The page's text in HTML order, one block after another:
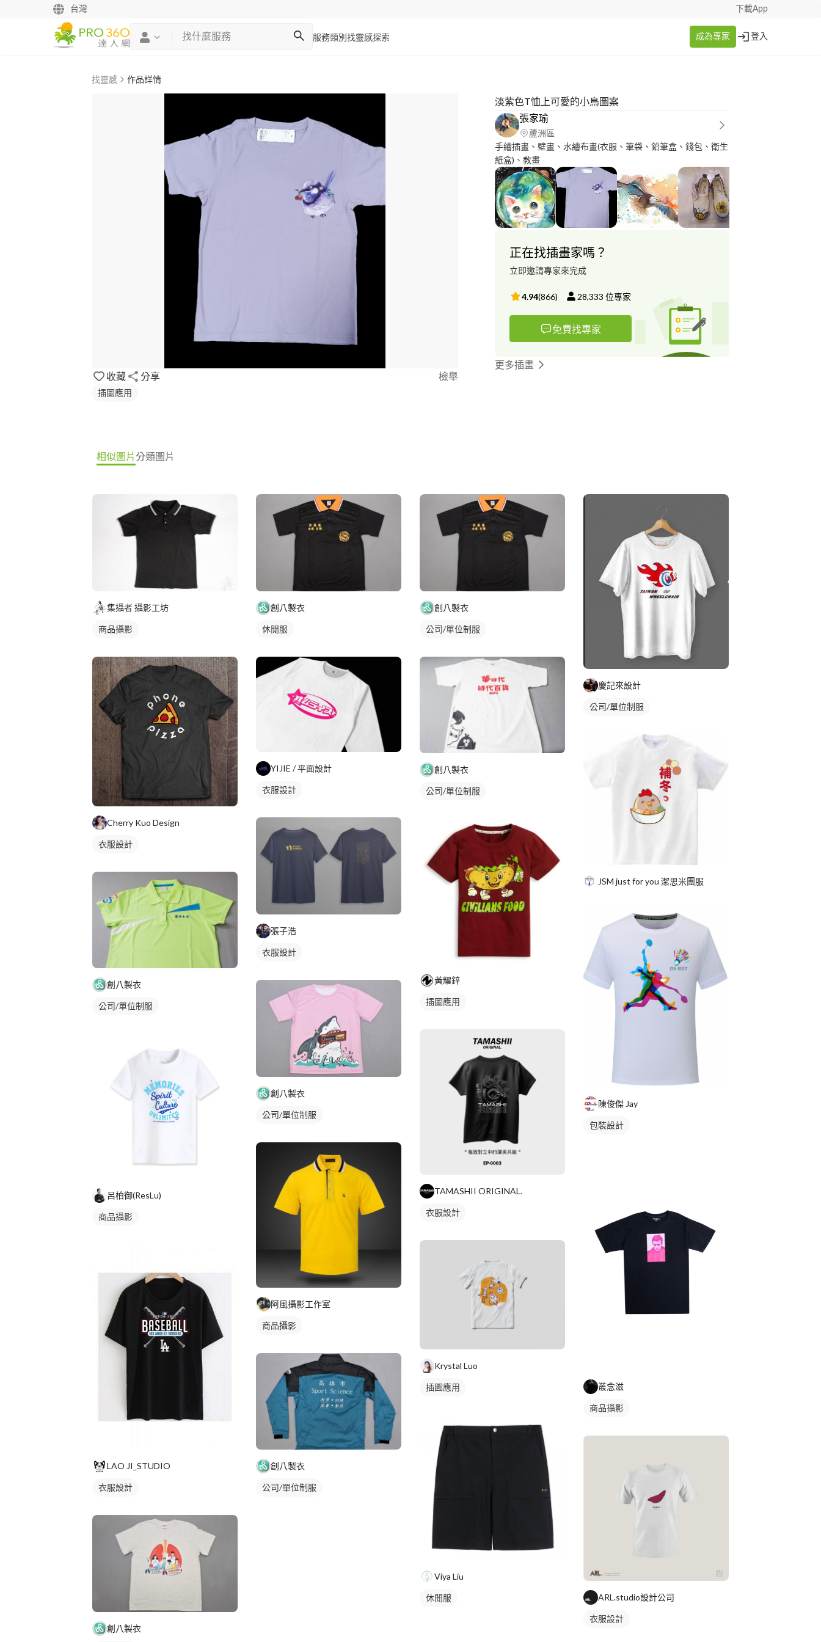
台灣 下載App
服務類別 找靈感探索 成為專家 登入
找靈感 作品詳情
收藏 分享 檢舉
插圖應用
淡紫色T恤上可愛的小鳥圖案
張家瑜
蘆洲區
手繪插畫、壁畫、水繪布畫(衣服、筆袋、鉛筆盒、錢包、衛生
紙盒)、教畫
正在找插畫家嗎？
立即邀請專家來完成
4.94(866) 28,333 位專家
免費找專家
更多插畫
相似圖片分類圖片
集攝者 攝影工坊
商品攝影
Cherry Kuo Design
衣服設計
創八製衣
公司/單位制服
呂柏御(ResLu)
商品攝影
LAO JI_STUDIO
衣服設計
創八製衣
創八製衣
休閒服
YIJIE / 平面設計
衣服設計
張子浩
衣服設計
創八製衣
公司/單位制服
阿風攝影工作室
商品攝影
創八製衣
公司/單位制服
創八製衣
公司/單位制服
創八製衣
公司/單位制服
黃耀鋅
插圖應用
TAMASHII ORIGINAL.
衣服設計
Krystal Luo
插圖應用
Viya Liu
休閒服
慶記來設計
公司/單位制服
JSM just for you 潔思米團服
陳俊傑 Jay
包裝設計
叢念滋
商品攝影
ARL.studio設計公司
衣服設計